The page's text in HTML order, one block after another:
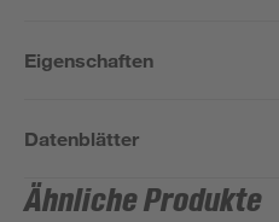
Eigenschaften
Datenblätter
Ähnliche Produkte